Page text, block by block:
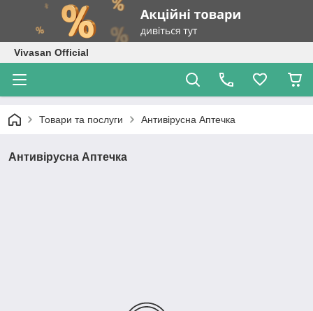
Vivasan Official
Товари та послуги Антивірусна Аптечка
Антивірусна Аптечка